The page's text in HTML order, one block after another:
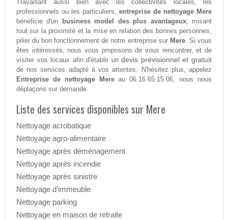
Travaillant aussi bien avec les collectivités locales, les
professionnels ou les particuliers, entreprise de nettoyage Mere
bénéficie d'un
business model des plus avantageux, misant
tout sur la proximité et la mise en relation des bonnes personnes,
pilier du bon fonctionnement de notre entreprise sur Mere. Si vous
êtes intéressés, nous vous proposons de vous rencontrer, et de
visiter vos locaux afin d'établir undevis prévisionnel et gratuit
de nos services adapté à vos attentes. N'hésitez plus, appelez
Entreprise de nettoyage Mereau 06.16.65.15.06, nous nous
déplaçons sur demande.
Liste des services disponibles sur Mere
Nettoyage acrobatique
Nettoyage agro-alimentaire
Nettoyage après déménagement
Nettoyage après incendie
Nettoyage après sinistre
Nettoyage d’immeuble
Nettoyage parking
Nettoyage en maison de retraite